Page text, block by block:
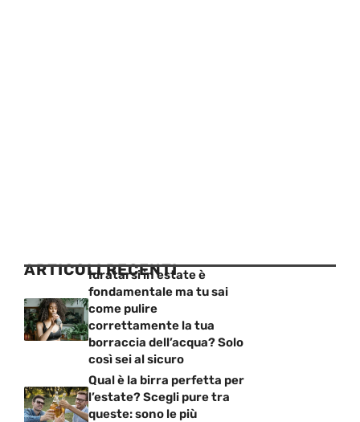
ARTICOLI RECENTI
Idratarsi in estate è
fondamentale ma tu sai
come pulire
correttamente la tua
borraccia dell’acqua? Solo
così sei al sicuro
Qual è la birra perfetta per
l’estate? Scegli pure tra
queste: sono le più